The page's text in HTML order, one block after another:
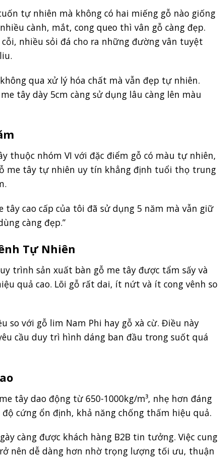
tự nhiên mà không có hai miếng gỗ nào giống
cành, mắt, cong queo thì vân gỗ càng đẹp.
nhiều sỏi đá cho ra những đường vân tuyệt
qua xử lý hóa chất mà vẫn đẹp tự nhiên.
tây dày 5cm càng sử dụng lâu càng lên màu
thuộc nhóm VI với đặc điểm gỗ có màu tự nhiên,
me tây tự nhiên uy tín khẳng định tuổi thọ trung
tây cao cấp của tôi đã sử dụng 5 năm mà vẫn giữ
càng đẹp.”
Tự Nhiên
trình sản xuất bàn gỗ me tây được tẩm sấy và
quả cao. Lõi gỗ rất dai, ít nứt và ít cong vênh so
so với gỗ lim Nam Phi hay gỗ xà cừ. Điều này
cầu duy trì hình dáng ban đầu trong suốt quá
tây dao động từ 650-1000kg/m³, nhẹ hơn đáng
cứng ổn định, khả năng chống thấm hiệu quả.
càng được khách hàng B2B tin tưởng. Việc cung
nên dễ dàng hơn nhờ trọng lượng tối ưu, thuận